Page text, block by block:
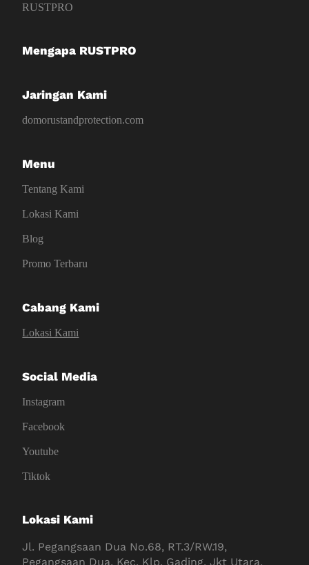
RUSTPRO
Mengapa RUSTPRO
Jaringan Kami
domorustandprotection.com
Menu
Tentang Kami
Lokasi Kami
Blog
Promo Terbaru
Cabang Kami
Lokasi Kami
Social Media
Instagram
Facebook
Youtube
Tiktok
Lokasi Kami
Jl. Pegangsaan Dua No.68, RT.3/RW.19,
Pegangsaan Dua, Kec. Klp. Gading, Jkt Utara,